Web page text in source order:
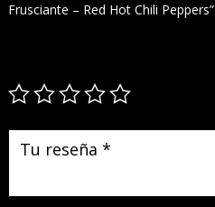
Frusciante – Red Hot Chili Peppers”